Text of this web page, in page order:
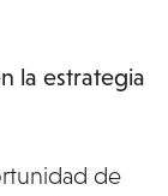
la estrategia
de